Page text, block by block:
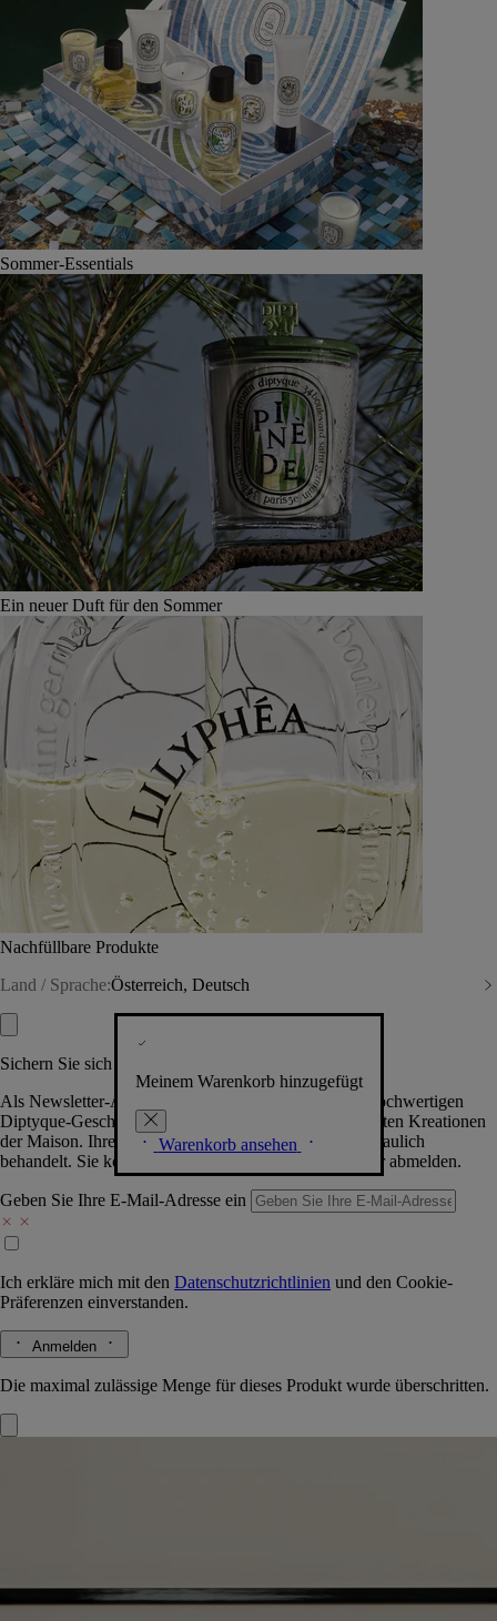
Sommer-Essentials
Ein neuer Duft für den Sommer
Nachfüllbare Produkte
Land / Sprache:Österreich, Deutsch
Meinem Warenkorb hinzugefügt
Warenkorb ansehen
Sichern Sie sich exklusive Vorteile
Als Newsletter-Abonnent.in erhalten Sie Zugang zu hochwertigen
Diptyque-Geschenken, Events & News über die neuesten Kreationen
der Maison. Ihre Daten werden selbstverständlich vertraulich
behandelt. Sie können sich jederzeit problemlos wieder abmelden.
Geben Sie Ihre E-Mail-Adresse ein
Ich erkläre mich mit den Datenschutzrichtlinien und den Cookie-
Präferenzen einverstanden.
Anmelden
Die maximal zulässige Menge für dieses Produkt wurde überschritten.